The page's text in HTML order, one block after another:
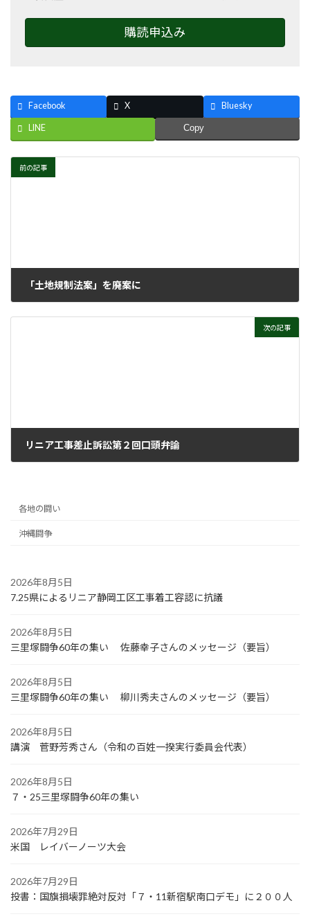
購読申込み
Facebook X Bluesky
LINE Copy
前の記事
「土地規制法案」を廃案に
次の記事
リニア工事差止訴訟第２回口頭弁論
各地の闘い
沖縄闘争
2026年8月5日
7.25県によるリニア静岡工区工事着工容認に抗議
2026年8月5日
三里塚闘争60年の集い 佐藤幸子さんのメッセージ（要旨）
2026年8月5日
三里塚闘争60年の集い 柳川秀夫さんのメッセージ（要旨）
2026年8月5日
講演 菅野芳秀さん（令和の百姓一揆実行委員会代表）
2026年8月5日
７・25三里塚闘争60年の集い
2026年7月29日
米国 レイバーノーツ大会
2026年7月29日
投書：国旗損壊罪絶対反対「７・11新宿駅南口デモ」に２００人